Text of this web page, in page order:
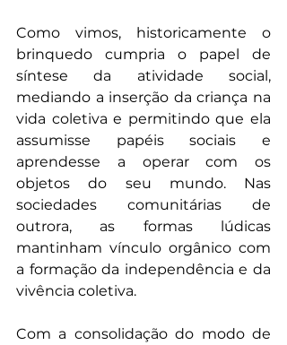
Como vimos, historicamente o
brinquedo cumpria o papel de
síntese da atividade social,
mediando a inserção da criança na
vida coletiva e permitindo que ela
assumisse papéis sociais e
aprendesse a operar com os
objetos do seu mundo. Nas
sociedades comunitárias de
outrora, as formas lúdicas
mantinham vínculo orgânico com
a formação da independência e da
vivência coletiva.
Com a consolidação do modo de